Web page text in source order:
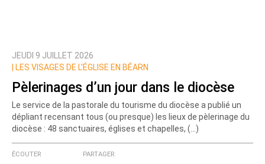
JEUDI 9 JUILLET 2026
LES VISAGES DE L’ÉGLISE EN BÉARN
Pèlerinages d’un jour dans le diocèse
Le service de la pastorale du tourisme du diocèse a publié un
dépliant recensant tous (ou presque) les lieux de pèlerinage du
diocèse : 48 sanctuaires, églises et chapelles, (…)
ÉCOUTER PARTAGER